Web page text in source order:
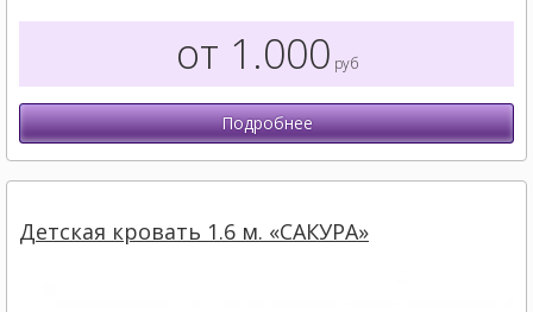
от 1.000 руб
Подробнее
Детская кровать 1.6 м. «САКУРА»